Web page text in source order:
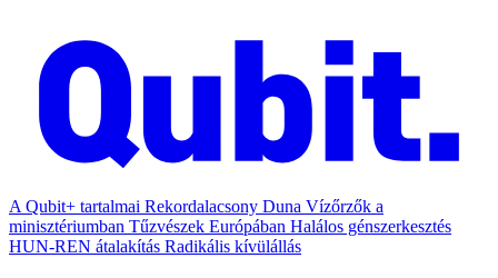
A Qubit+ tartalmai Rekordalacsony Duna Vízőrzők a
minisztériumban Tűzvészek Európában Halálos génszerkesztés
HUN-REN átalakítás Radikális kívülállás